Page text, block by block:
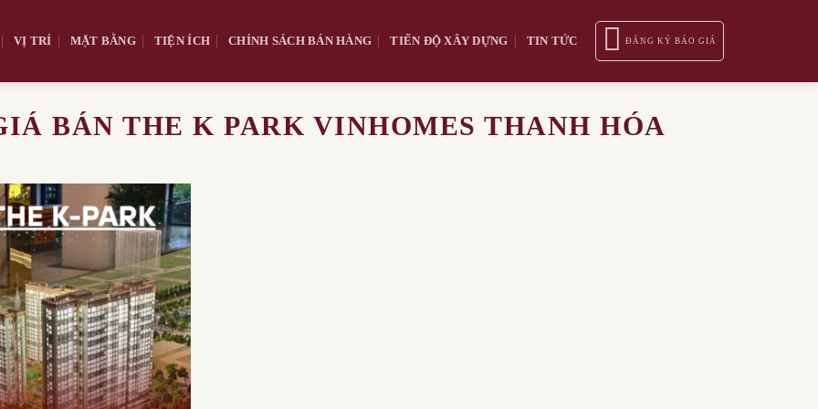
VỊ TRÍ MẶT BẰNG TIỆN ÍCH CHÍNH SÁCH BÁN HÀNG TIẾN ĐỘ XÂY DỰNG TIN TỨC ĐĂNG KÝ BÁO GIÁ
BÁN THE K PARK VINHOMES THANH HÓA